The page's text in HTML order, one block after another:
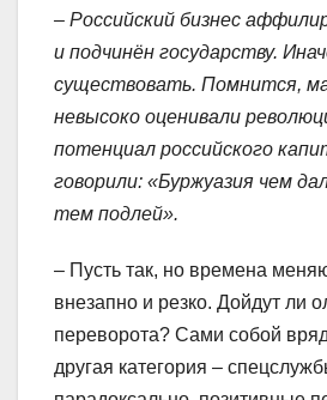
– Российский бизнес
и подчинён государству.
существовать. Помнится,
невысоко оценивали
потенциал российского
говорили: «Буржуазия чем
тем подлей».
– Пусть так, но времена
внезапно и резко. Дойдут ли
переворота? Сами собой
другая категория –